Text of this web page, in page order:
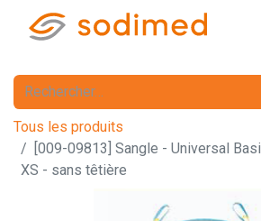
Tous les produits
[009-09813] Sangle - Universal
XS - sans têtière